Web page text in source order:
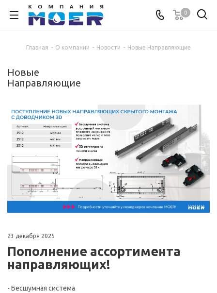
0
Главная - О компании - Новости - Новые Направляющие
Новые
Направляющие
23 декабря 2025
Пополнение ассортимента
направляющих!
- Бесшумная система